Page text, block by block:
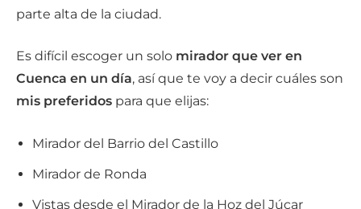
parte alta de la ciudad.
Es difícil escoger un solo mirador que ver en
Cuenca en un día, así que te voy a decir cuáles son
mis preferidos para que elijas:
Mirador del Barrio del Castillo
Mirador de Ronda
Vistas desde el Mirador de la Hoz del Júcar